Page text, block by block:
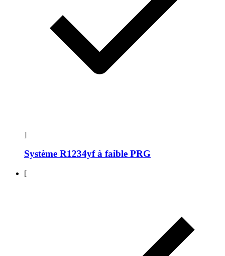
]
Système R1234yf à faible PRG
[